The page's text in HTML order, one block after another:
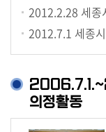
회
식
2012.2.28 세종
2012.7.1 세종
의정활동